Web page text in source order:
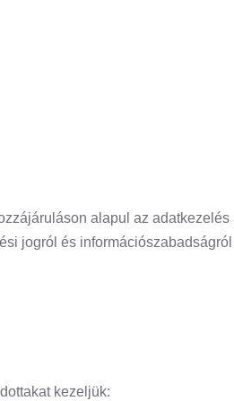
alapul az adatkezelés
jogról és
kezeljük: